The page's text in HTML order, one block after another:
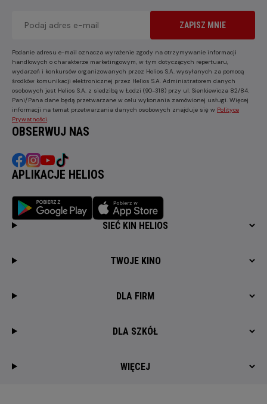
ZAPISZ MNIE
Podanie adresu e-mail oznacza wyrażenie zgody na otrzymywanie informacji
handlowych o charakterze marketingowym, w tym dotyczących repertuaru,
wydarzeń i konkursów organizowanych przez Helios S.A. wysyłanych za pomocą
środków komunikacji elektronicznej przez Helios S.A. Administratorem danych
osobowych jest Helios S.A. z siedzibą w Łodzi (90-318) przy ul. Sienkiewicza 82/84.
Pani/Pana dane będą przetwarzane w celu wykonania zamówionej usługi. Więcej
informacji na temat przetwarzania danych osobowych znajduje się w Polityce
Prywatności
OBSERWUJ NAS
APLIKACJE HELIOS
SIEĆ KIN HELIOS
TWOJE KINO
DLA FIRM
DLA SZKÓŁ
WIĘCEJ